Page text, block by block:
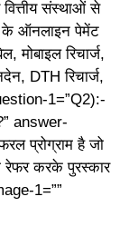
संस्थाओं से
के ऑनलाइन पेमेंट
रिचार्ज,
DTH रिचार्ज,
1=”Q2):-
answer-
प्रोग्राम है जो
रेफर करके पुरस्कार
1=””